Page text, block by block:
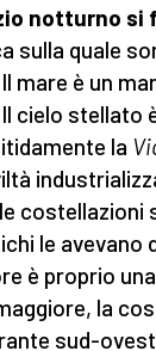
notturno si
sulla quale
mare è un
cielo stellato
la
costellazioni
le avevano
è proprio
la
sud-